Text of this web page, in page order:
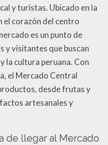
y turistas. Ubicado en la
el corazón del centro
es un punto de
y visitantes que buscan
la cultura peruana. Con
el Mercado Central
desde frutas y
artesanales y
de llegar al Mercado